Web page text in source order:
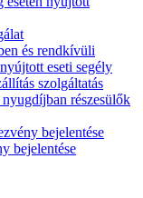
és rendkívüli
eseti segély
szolgáltatás
nyugdíjban részesülők
bejelentése
bejelentése